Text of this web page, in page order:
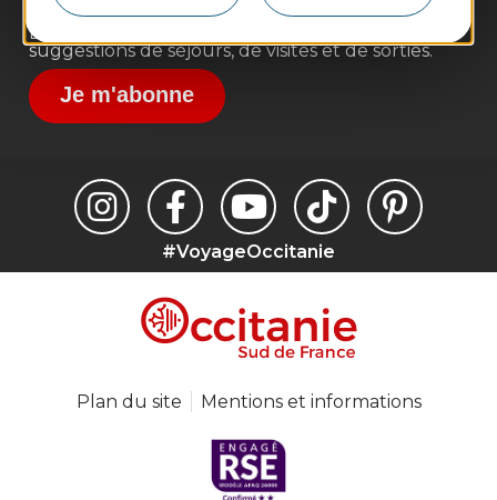
Inscrivez-vous à la lettre d'information
Destination Occitanie pour recevoir des
suggestions de séjours, de visites et de sorties.
Je m'abonne
#VoyageOccitanie
Plan du site Mentions et informations